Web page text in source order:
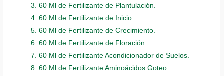
3. 60 Ml de Fertilizante de Plantulación.
4. 60 Ml de Fertilizante de Inicio.
5. 60 Ml de Fertilizante de Crecimiento.
6. 60 Ml de Fertilizante de Floración.
7. 60 Ml de Fertilizante Acondicionador de Suelos.
8. 60 Ml de Fertilizante Aminoácidos Goteo.